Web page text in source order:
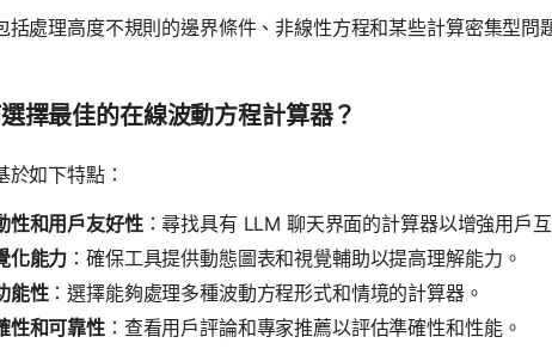
括處理高度不規則的邊界條件、非線性方程和某些計算密集型
擇最佳的在線波動方程計算器？
於如下特點：
性和用戶友好性：尋找具有 LLM 聊天界面的計算器以增強用戶互
化能力 ：確保工具提供動態圖表和視覺輔助以提高理解能力。
能性：選擇能夠處理多種波動方程形式和情境的計算器。
性和可靠性：查看用戶評論和專家推薦以評估準確性和性能。